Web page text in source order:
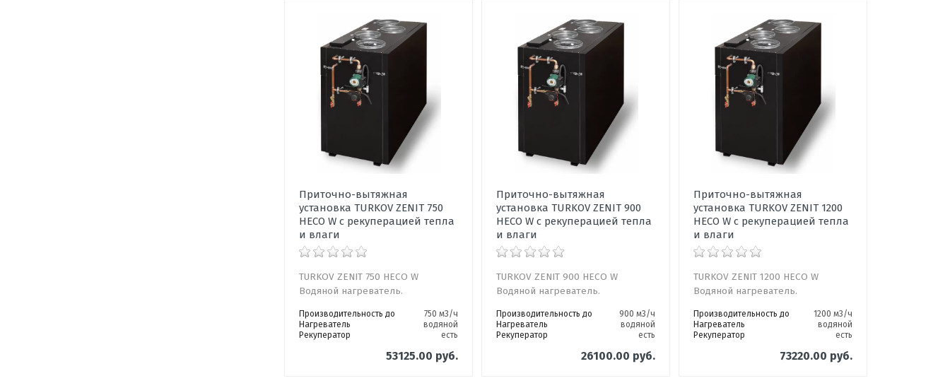
Приточно-вытяжная
установка TURKOV ZENIT 750
HECO W с рекуперацией тепла
и влаги
TURKOV ZENIT 750 HECO W
Водяной нагреватель.
Производительность до
750 м3/ч
Нагреватель
водяной
Рекуператор
есть
53125.00 руб.
Приточно-вытяжная
установка TURKOV ZENIT 900
HECO W с рекуперацией тепла
и влаги
TURKOV ZENIT 900 HECO W
Водяной нагреватель.
Производительность до
900 м3/ч
Нагреватель
водяной
Рекуператор
есть
26100.00 руб.
Приточно-вытяжная
установка TURKOV ZENIT 1200
HECO W с рекуперацией тепла
и влаги
TURKOV ZENIT 1200 HECO W
Водяной нагреватель.
Производительность до
1200 м3/ч
Нагреватель
водяной
Рекуператор
есть
73220.00 руб.